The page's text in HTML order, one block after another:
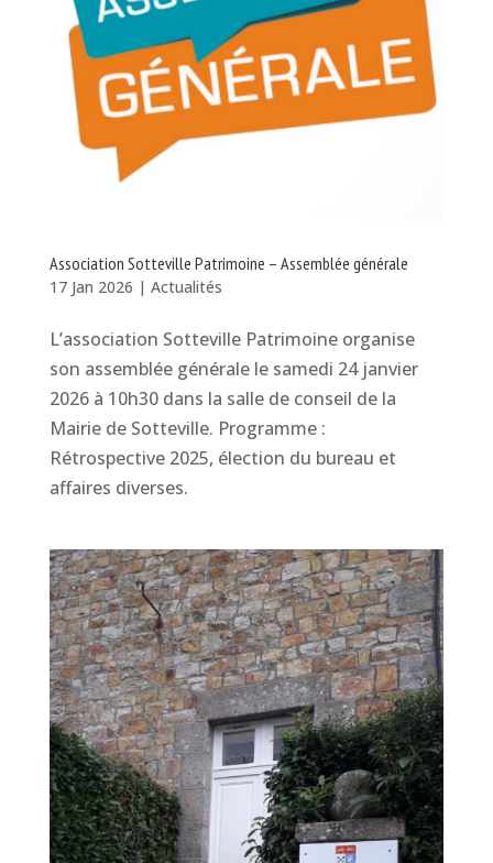
Association Sotteville Patrimoine – Assemblée générale
17 Jan 2026 | Actualités
L’association Sotteville Patrimoine organise
son assemblée générale le samedi 24 janvier
2026 à 10h30 dans la salle de conseil de la
Mairie de Sotteville. Programme :
Rétrospective 2025, élection du bureau et
affaires diverses.